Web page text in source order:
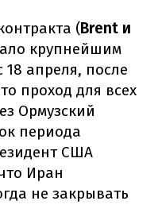
(Brent и
крупнейшим
апреля, после
проход для всех
Ормузский
периода
США
Иран
не закрывать